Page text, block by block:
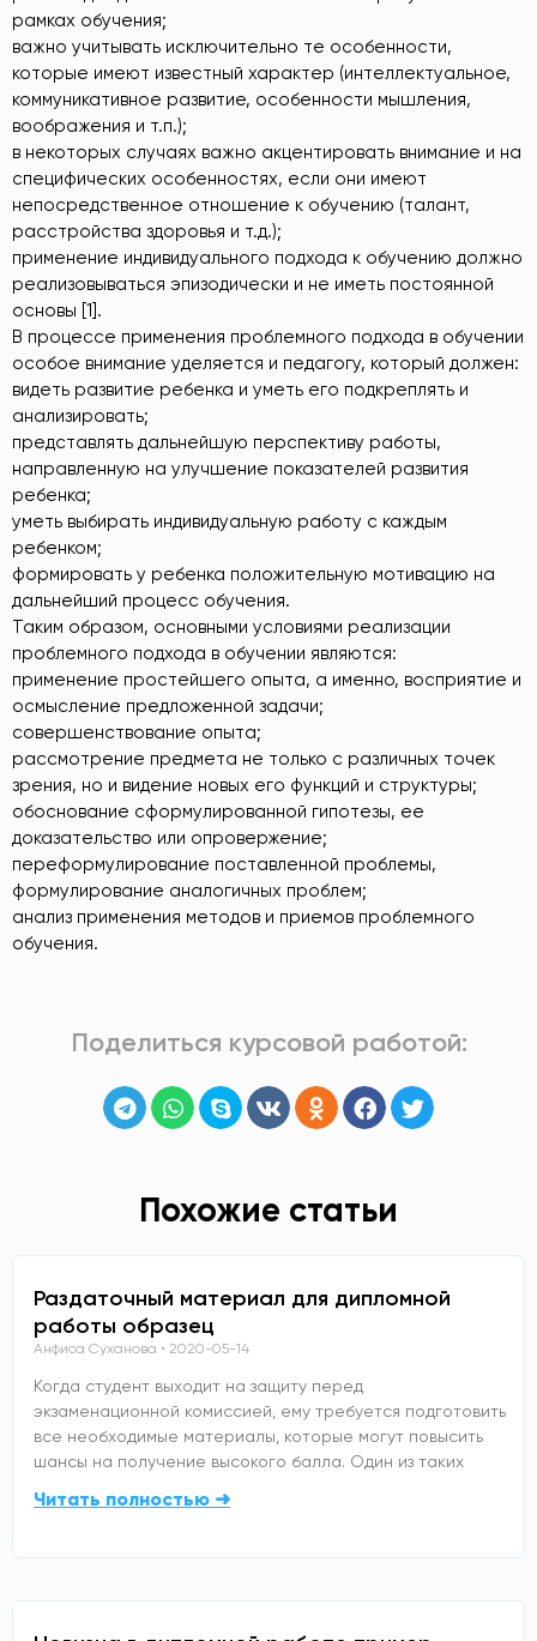
рамках обучения;
важно учитывать исключительно те особенности,
которые имеют известный характер (интеллектуальное,
коммуникативное развитие, особенности мышления,
воображения и т.п.);
в некоторых случаях важно акцентировать внимание и на
специфических особенностях, если они имеют
непосредственное отношение к обучению (талант,
расстройства здоровья и т.д.);
применение индивидуального подхода к обучению должно
реализовываться эпизодически и не иметь постоянной
основы [1].
В процессе применения проблемного подхода в обучении
особое внимание уделяется и педагогу, который должен:
видеть развитие ребенка и уметь его подкреплять и
анализировать;
представлять дальнейшую перспективу работы,
направленную на улучшение показателей развития
ребенка;
уметь выбирать индивидуальную работу с каждым
ребенком;
формировать у ребенка положительную мотивацию на
дальнейший процесс обучения.
Таким образом, основными условиями реализации
проблемного подхода в обучении являются:
применение простейшего опыта, а именно, восприятие и
осмысление предложенной задачи;
совершенствование опыта;
рассмотрение предмета не только с различных точек
зрения, но и видение новых его функций и структуры;
обоснование сформулированной гипотезы, ее
доказательство или опровержение;
переформулирование поставленной проблемы,
формулирование аналогичных проблем;
анализ применения методов и приемов проблемного
обучения.
Поделиться курсовой работой:
Похожие статьи
Раздаточный материал для дипломной
работы образец
Анфиса Суханова 2020-05-14
Когда студент выходит на защиту перед
экзаменационной комиссией, ему требуется подготовить
все необходимые материалы, которые могут повысить
шансы на получение высокого балла. Один из таких
Читать полностью ➜